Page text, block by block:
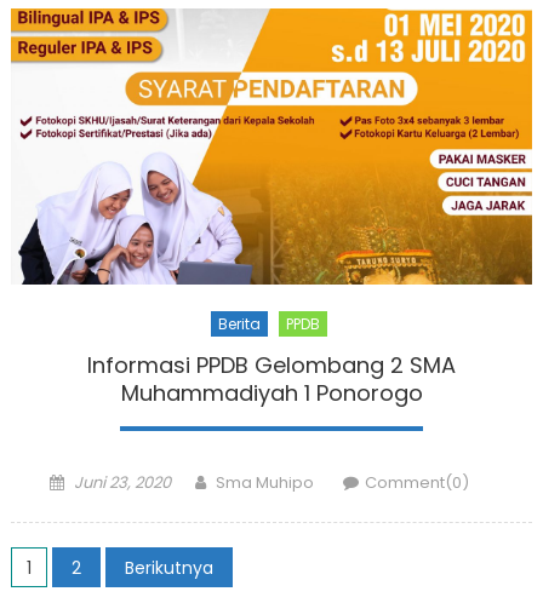
Berita PPDB
Informasi PPDB Gelombang 2 SMA
Muhammadiyah 1 Ponorogo
Posted
Juni 23, 2020 Author
Sma Muhipo Comment(0)
Paginasi
1 2 Berikutnya